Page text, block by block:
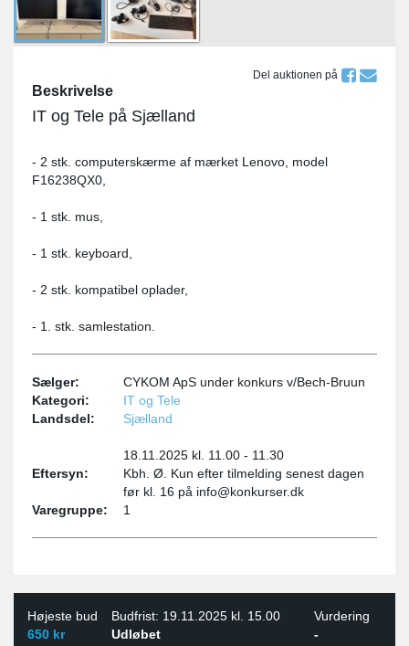
Del auktionen på
Beskrivelse
IT og Tele på Sjælland
- 2 stk. computerskærme af mærket Lenovo, model
F16238QX0,
- 1 stk. mus,
- 1 stk. keyboard,
- 2 stk. kompatibel oplader,
- 1. stk. samlestation.
Sælger:
CYKOM ApS under konkurs v/Bech-Bruun
Kategori:
IT og Tele
Landsdel:
Sjælland
Eftersyn:
18.11.2025 kl. 11.00 - 11.30
Kbh. Ø. Kun efter tilmelding senest dagen
før kl. 16 på info@konkurser.dk
Varegruppe:
1
Højeste bud Budfrist: 19.11.2025 kl. 15.00
Vurdering
650 kr
Udløbet -